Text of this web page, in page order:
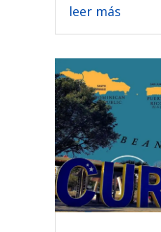
leer más